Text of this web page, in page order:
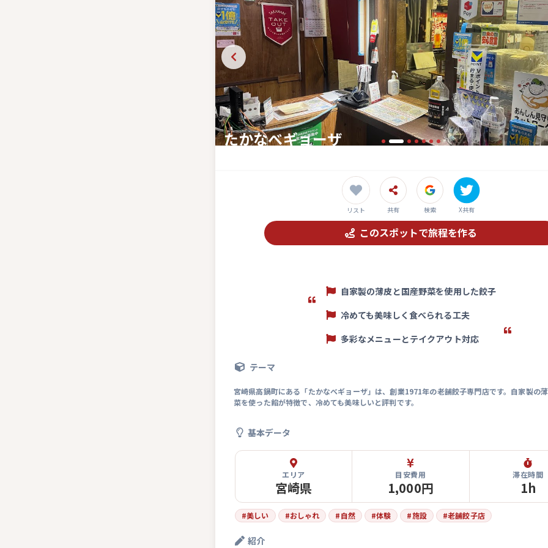
たかなべギョーザ
リスト 共有 検索 X共有
このスポットで旅程を作る
自家製の薄皮と国産野菜を使用した餃子
冷めても美味しく食べられる工夫
多彩なメニューとテイクアウト対応
テーマ
宮崎県高鍋町にある「たかなべギョーザ」は、創業1971年の老舗餃子専門店です。自家製の
菜を使った餡が特徴で、冷めても美味しいと評判です。
基本データ
エリア
宮崎県
目安費用
1,000円
滞在時間
1h
#美しい #おしゃれ #自然 #体験 #施設 #老舗餃子店
紹介